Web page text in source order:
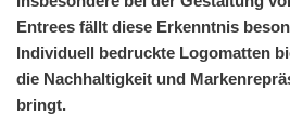
Entrees fällt diese Erkenntnis
Individuell bedruckte Logomatten
die Nachhaltigkeit und
bringt.